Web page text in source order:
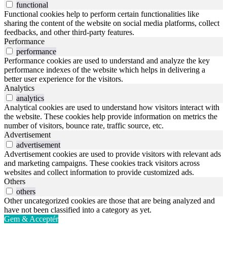
functional
Functional cookies help to perform certain functionalities like
sharing the content of the website on social media platforms, collect
feedbacks, and other third-party features.
Performance
performance
Performance cookies are used to understand and analyze the key
performance indexes of the website which helps in delivering a
better user experience for the visitors.
Analytics
analytics
Analytical cookies are used to understand how visitors interact with
the website. These cookies help provide information on metrics the
number of visitors, bounce rate, traffic source, etc.
Advertisement
advertisement
Advertisement cookies are used to provide visitors with relevant ads
and marketing campaigns. These cookies track visitors across
websites and collect information to provide customized ads.
Others
others
Other uncategorized cookies are those that are being analyzed and
have not been classified into a category as yet.
Gem & Acceptér